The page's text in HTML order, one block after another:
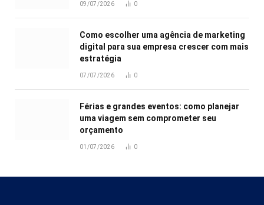
09/07/2026 0
Como escolher uma agência de marketing
digital para sua empresa crescer com mais
estratégia
07/07/2026 0
Férias e grandes eventos: como planejar
uma viagem sem comprometer seu
orçamento
01/07/2026 0